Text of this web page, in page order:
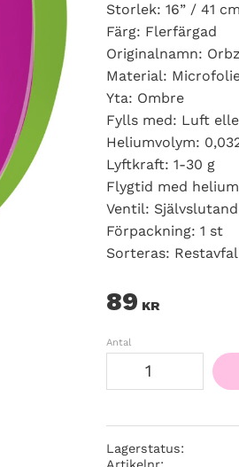
Storlek: 16” / 41 cm
Färg: Flerfärgad
Originalnamn:
Material:
Yta: Ombre
Fylls med: Luft
Heliumvolym:
Lyftkraft: 1-30 g
Flygtid med
Ventil:
Förpackning: 1 st
Sorteras:
89 KR
Antal
Lagerstatus